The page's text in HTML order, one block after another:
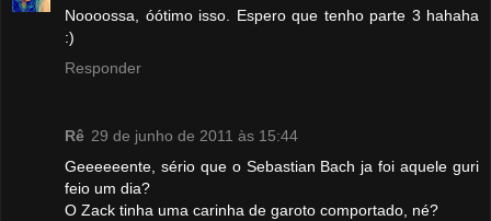
Noooossa, óótimo isso. Espero que tenho parte 3 hahaha
:)
Responder
Rê 29 de junho de 2011 às 15:44
Geeeeeente, sério que o Sebastian Bach ja foi aquele guri
feio um dia?
O Zack tinha uma carinha de garoto comportado, né?